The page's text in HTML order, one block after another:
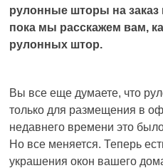
рулонные шторы на заказ
пока мы расскажем вам,
рулонных штор.
Вы все еще думаете, что
только для размещения в
недавнего времени это
Но все меняется. Теперь
украшения окон вашего